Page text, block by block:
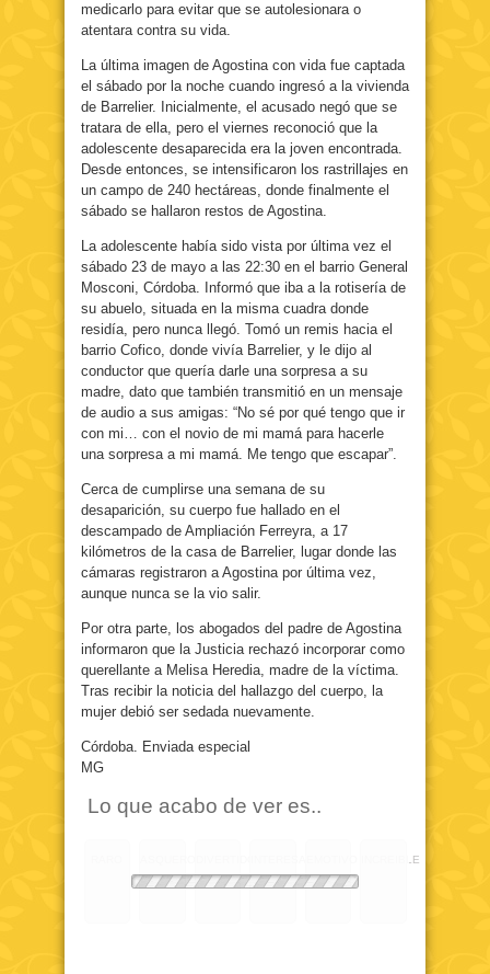
medicarlo para evitar que se autolesionara o
atentara contra su vida.
La última imagen de Agostina con vida fue captada
el sábado por la noche cuando ingresó a la vivienda
de Barrelier. Inicialmente, el acusado negó que se
tratara de ella, pero el viernes reconoció que la
adolescente desaparecida era la joven encontrada.
Desde entonces, se intensificaron los rastrillajes en
un campo de 240 hectáreas, donde finalmente el
sábado se hallaron restos de Agostina.
La adolescente había sido vista por última vez el
sábado 23 de mayo a las 22:30 en el barrio General
Mosconi, Córdoba. Informó que iba a la rotisería de
su abuelo, situada en la misma cuadra donde
residía, pero nunca llegó. Tomó un remis hacia el
barrio Cofico, donde vivía Barrelier, y le dijo al
conductor que quería darle una sorpresa a su
madre, dato que también transmitió en un mensaje
de audio a sus amigas: “No sé por qué tengo que ir
con mi… con el novio de mi mamá para hacerle
una sorpresa a mi mamá. Me tengo que escapar”.
Cerca de cumplirse una semana de su
desaparición, su cuerpo fue hallado en el
descampado de Ampliación Ferreyra, a 17
kilómetros de la casa de Barrelier, lugar donde las
cámaras registraron a Agostina por última vez,
aunque nunca se la vio salir.
Por otra parte, los abogados del padre de Agostina
informaron que la Justicia rechazó incorporar como
querellante a Melisa Heredia, madre de la víctima.
Tras recibir la noticia del hallazgo del cuerpo, la
mujer debió ser sedada nuevamente.
Córdoba. Enviada especial
MG
Lo que acabo de ver es..
INCREIBLE